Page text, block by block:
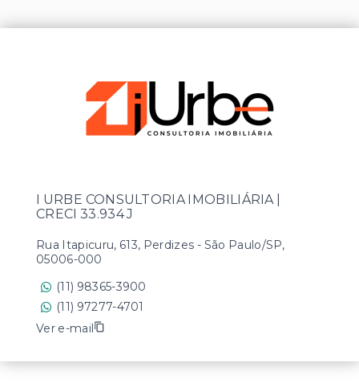
I URBE CONSULTORIA IMOBILIÁRIA |
CRECI 33.934 J
Rua Itapicuru, 613, Perdizes - São Paulo/SP,
05006-000
(11) 98365-3900
(11) 97277-4701
Ver e-mail